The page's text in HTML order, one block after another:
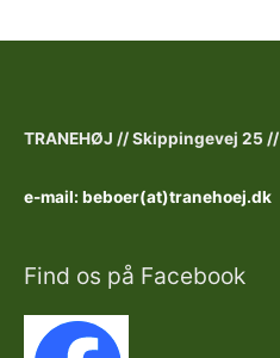
TRANEHØJ //Skippingevej 25 //
e-mail: beboer(at)tranehoej.dk
Find os på Facebook